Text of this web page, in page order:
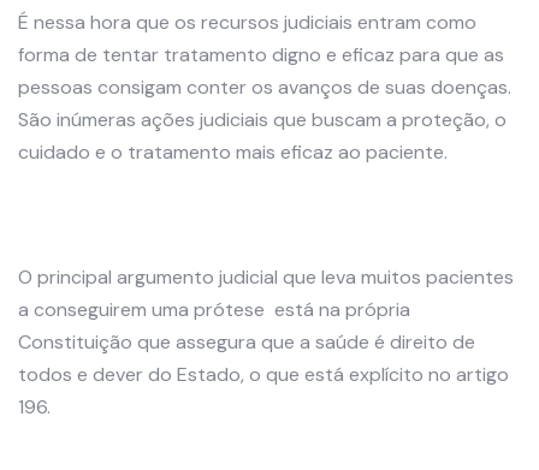
É nessa hora que os recursos judiciais entram como
forma de tentar tratamento digno e eficaz para que as
pessoas consigam conter os avanços de suas doenças.
São inúmeras ações judiciais que buscam a proteção, o
cuidado e o tratamento mais eficaz ao paciente.
O principal argumento judicial que leva muitos pacientes
a conseguirem uma prótese está na própria
Constituição que assegura que a saúde é direito de
todos e dever do Estado, o que está explícito no artigo
196.